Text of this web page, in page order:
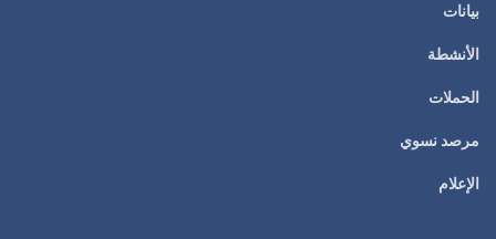
بيانات
الأنشطة
الحملات
مرصد نسوي
الإعلام